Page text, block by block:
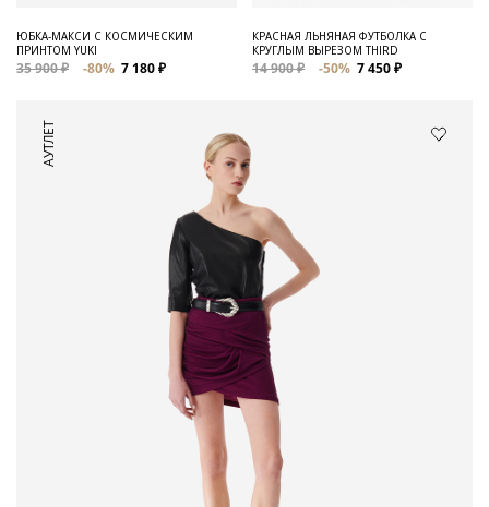
ЮБКА-МАКСИ С КОСМИЧЕСКИМ
ПРИНТОМ YUKI
35 900 ₽ -80% 7 180 ₽
КРАСНАЯ ЛЬНЯНАЯ ФУТБОЛКА С
КРУГЛЫМ ВЫРЕЗОМ THIRD
14 900 ₽ -50% 7 450 ₽
АУТЛЕТ